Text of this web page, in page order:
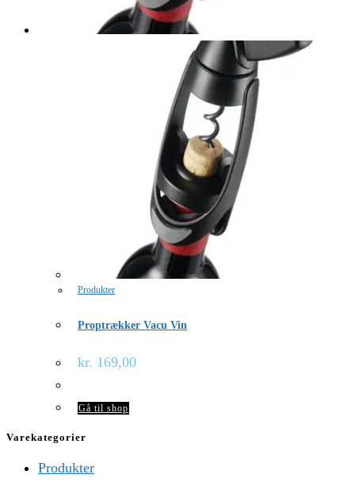
Produkter
Proptrækker Vacu Vin
kr. 169,00
Gå til shop
Varekategorier
Produkter